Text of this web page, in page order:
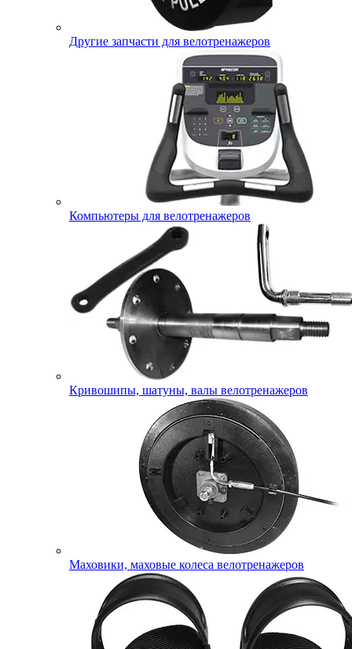
Другие запчасти для велотренажеров
Компьютеры для велотренажеров
Кривошипы, шатуны, валы велотренажеров
Маховики, маховые колеса велотренажеров